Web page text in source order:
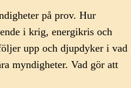
på prov. Hur
i krig, energikris och
upp och djupdyker i vad
myndigheter. Vad gör att